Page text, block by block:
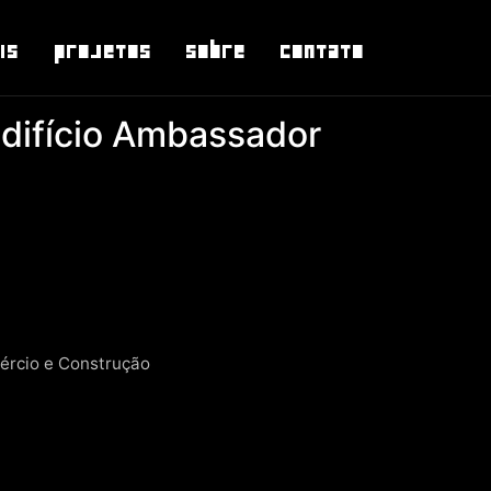
Projetos Sobre Contato
Ambassador
e Construção